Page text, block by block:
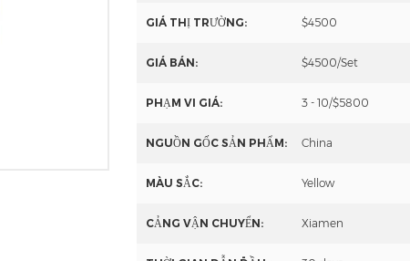
GIÁ THỊ TRƯỜNG: $4500
GIÁ BÁN: $4500/Set
PHẠM VI GIÁ: 3 - 10/$5800
NGUỒN GỐC SẢN PHẨM: China
MÀU SẮC: Yellow
CẢNG VẬN CHUYỂN: Xiamen